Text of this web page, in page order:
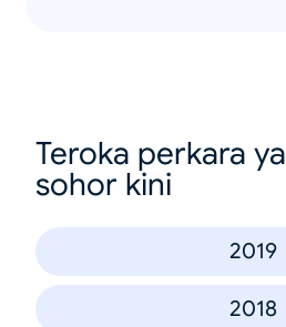
Teroka perkara
sohor kini
2019
2018